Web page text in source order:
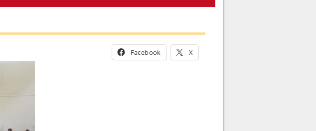
Facebook X